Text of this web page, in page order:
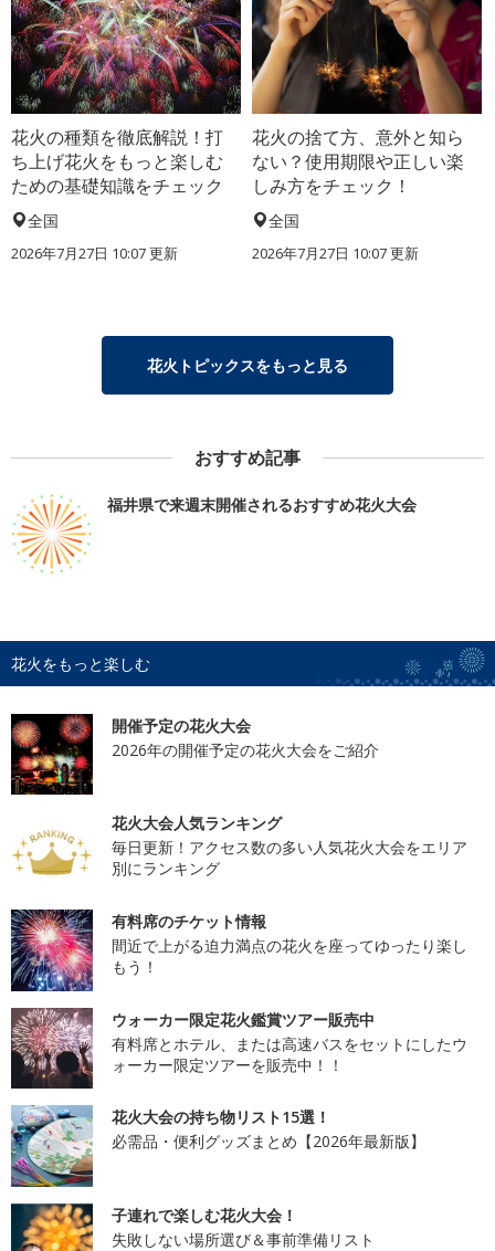
花火の種類を徹底解説！打
ち上げ花火をもっと楽しむ
ための基礎知識をチェック
全国
2026年7月27日 10:07 更新
花火の捨て方、意外と知ら
ない？使用期限や正しい楽
しみ方をチェック！
全国
2026年7月27日 10:07 更新
花火トピックスをもっと見る
おすすめ記事
福井県で来週末開催されるおすすめ花火大会
花火をもっと楽しむ
開催予定の花火大会
2026年の開催予定の花火大会をご紹介
花火大会人気ランキング
毎日更新！アクセス数の多い人気花火大会をエリア
別にランキング
有料席のチケット情報
間近で上がる迫力満点の花火を座ってゆったり楽し
もう！
ウォーカー限定花火鑑賞ツアー販売中
有料席とホテル、または高速バスをセットにしたウ
ォーカー限定ツアーを販売中！！
花火大会の持ち物リスト15選！
必需品・便利グッズまとめ【2026年最新版】
子連れで楽しむ花火大会！
失敗しない場所選び＆事前準備リスト